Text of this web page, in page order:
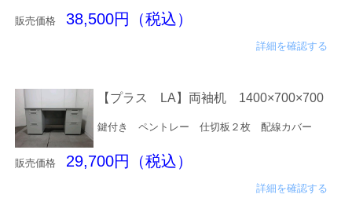
販売価格 38,500円（税込）
詳細を確認する
【プラス LA】両袖机 1400×700×700
鍵付き ペントレー 仕切板２枚 配線カバー
販売価格 29,700円（税込）
詳細を確認する